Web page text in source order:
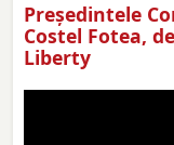
Preşedintele
Costel Fotea,
Liberty